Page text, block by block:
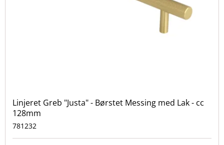
Linjeret Greb "Justa" - Børstet Messing med Lak - cc
128mm
781232